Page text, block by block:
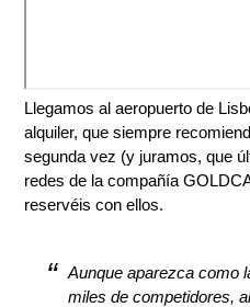
Llegamos al aeropuerto de
alquiler, que siempre
segunda vez (y juramos, que
redes de la compañía
reservéis con ellos.
Aunque aparezca como
miles de competidores,